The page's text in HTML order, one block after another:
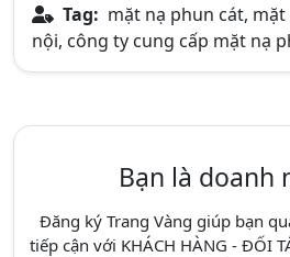
Tag: mặt nạ phun cát,
nội, công ty cung cấp mặt nạ
Bạn là doanh
Đăng ký Trang Vàng giúp bạn
tiếp cận với KHÁCH HÀNG - ĐỐI